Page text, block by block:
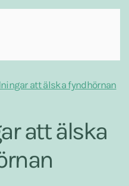
att älska fyndhörnan
att älska